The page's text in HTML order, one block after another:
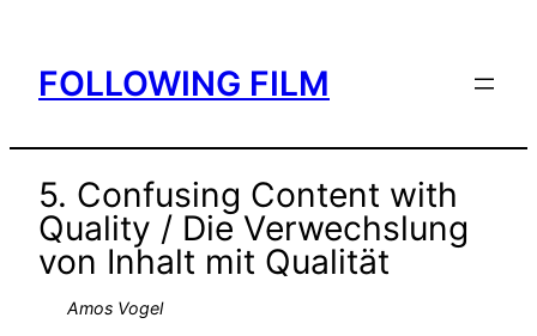
content
FOLLOWING FILM
5. Confusing Content with
Quality / Die Verwechslung
von Inhalt mit Qualität
Amos Vogel